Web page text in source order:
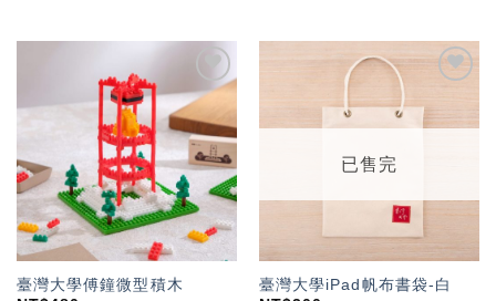
加入
望輕
單」
臺灣大學傅鐘微型積木
望輕
已售完
臺灣大學iPad帆布書袋-白